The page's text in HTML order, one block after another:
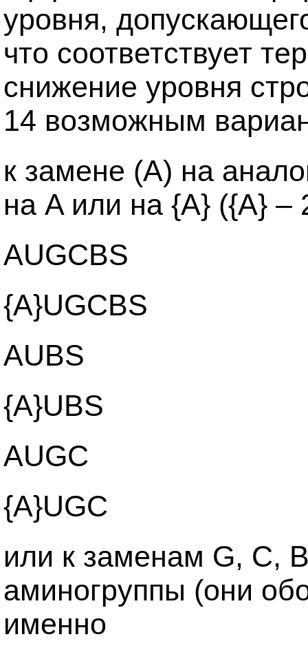
уровня,
что соответствует
снижение уровня
14 возможным
к замене (A) на
на A или на {A} ({A}
AUGCBS
{A}UGCBS
AUBS
{A}UBS
AUGC
{A}UGC
или к заменам G, C,
аминогруппы (они
именно